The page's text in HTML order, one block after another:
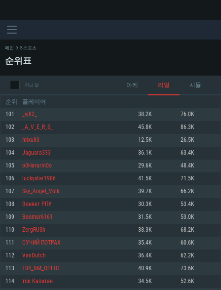
시스템 요구사항
최소사양
운영체제: Windows 10 (64 bit)
프로세서: 2.2 GHz 듀얼코어 이상
메모리: 4GB
그래픽 카드: DirectX 11 이상을 지원하는 AMD Radeon 77XX / NVIDIA
GeForce GT 660. 최소 사양 해상도: 720p
네트워크: 브로드밴드 인터넷
여유 저장 공간: 22.1 GB (최소 클라이언트)
최소사양
운영체제: Mac OS Big Sur 11.0
프로세서: 최소 2.2 GHz의 Core i5 (Intel Xeon 은 지원하지 않습니다)
메모리: 6 GB
그래픽 카드: Metal 을 지원하는 Intel Iris Pro 5200 (Mac), 혹은 이와 비슷한 성
능을 가지는 Mac 버전의 AMD/Nvidia. 최소 해상도: 720p
네트워크: 브로드밴드 인터넷
여유 저장 공간: 22.1 GB (최소 클라이언트)
최소사양
운영체제: 64bit Linux 중 최신 버전
프로세서: 2.4 GHz 듀얼코어
메모리: 4 GB
그래픽 카드: Vulkan 을 지원하고, 최신 그래픽 드라이버를 지원하는 NVIDIA
660 (6개월 미만) 혹은 그와 동급의 성능을 가지며 최신 그래픽 드라이버를 지
원하는 AMD (6개월 미만; 최소사양 지원 해상도 720p)
네트워크: 브로드밴드 인터넷
여유 저장 공간: 22.1 GB (최소 클라이언트)
메인 E-스포츠
순위표
지난 달 아케 리얼 시뮬
순위 플레이어
101 _vj82_ 38.2K 76.0K
102 _A_V_E_R_S_ 45.8K 86.3K
103 mixu83 12.5K 26.5K
104 Jaguara333 36.1K 63.4K
105 o0Harurin0o 29.6K 48.4K
106 luckystar1986 41.5K 71.5K
107 Sky_Angel_Volk 39.7K 66.2K
108 Воняет РПУ 30.3K 53.4K
109 Boomer6161 31.5K 53.0K
110 ZergRUSh 38.3K 68.2K
111 СУЧИЙ ПОТРАХ 35.4K 60.6K
112 VanDutch 36.4K 62.2K
113 T84_BM_OPLOT 40.9K 73.6K
114 тов Капитан 34.5K 52.6K